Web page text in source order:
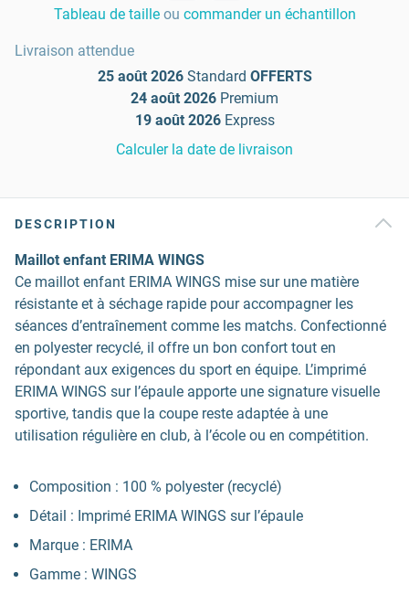
Tableau de taille ou commander un échantillon
Livraison attendue
25 août 2026 Standard OFFERTS
24 août 2026 Premium
19 août 2026 Express
Calculer la date de livraison
DESCRIPTION
Maillot enfant ERIMA WINGS
Ce maillot enfant ERIMA WINGS mise sur une matière
résistante et à séchage rapide pour accompagner les
séances d’entraînement comme les matchs. Confectionné
en polyester recyclé, il offre un bon confort tout en
répondant aux exigences du sport en équipe. L’imprimé
ERIMA WINGS sur l’épaule apporte une signature visuelle
sportive, tandis que la coupe reste adaptée à une
utilisation régulière en club, à l’école ou en compétition.
Composition : 100 % polyester (recyclé)
Détail : Imprimé ERIMA WINGS sur l’épaule
Marque : ERIMA
Gamme : WINGS